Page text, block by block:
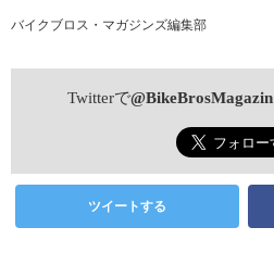
バイクブロス・マガジンズ編集部
Twitterで@BikeBrosMagazin
ツイートする